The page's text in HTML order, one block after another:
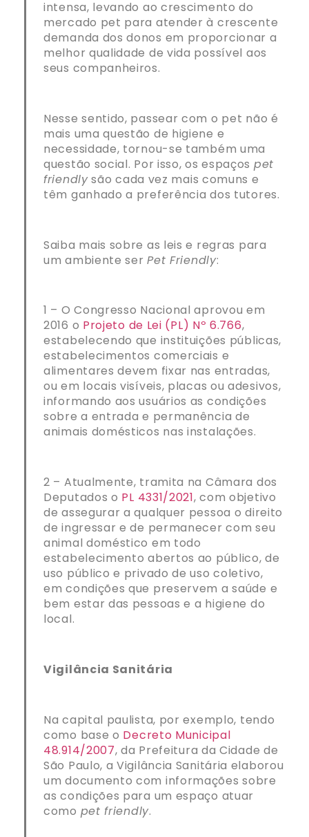
intensa, levando ao crescimento do
mercado pet para atender à crescente
demanda dos donos em proporcionar a
melhor qualidade de vida possível aos
seus companheiros.
Nesse sentido, passear com o pet não é
mais uma questão de higiene e
necessidade, tornou-se também uma
questão social. Por isso, os espaços pet
friendlysão cada vez mais comuns e
têm ganhado a preferência dos tutores.
Saiba mais sobre as leis e regras para
um ambiente serPet Friendly:
1 – O Congresso Nacional aprovou em
2016 o Projeto de Lei (PL) Nº 6.766,
estabelecendo que instituições públicas,
estabelecimentos comerciais e
alimentares devem fixar nas entradas,
ou em locais visíveis, placas ou adesivos,
informando aos usuários as condições
sobre a entrada e permanência de
animais domésticos nas instalações.
2 – Atualmente, tramita na Câmara dos
Deputados o PL 4331/2021, com objetivo
de assegurar a qualquer pessoa o direito
de ingressar e de permanecer com seu
animal doméstico em todo
estabelecimento abertos ao público, de
uso público e privado de uso coletivo,
em condições que preservem a saúde e
bem estar das pessoas e a higiene do
local.
Vigilância Sanitária
Na capital paulista, por exemplo, tendo
como base o Decreto Municipal
48.914/2007, da Prefeitura da Cidade de
São Paulo, a Vigilância Sanitária elaborou
um documento com informações sobre
as condições para um espaço atuar
como pet friendly.